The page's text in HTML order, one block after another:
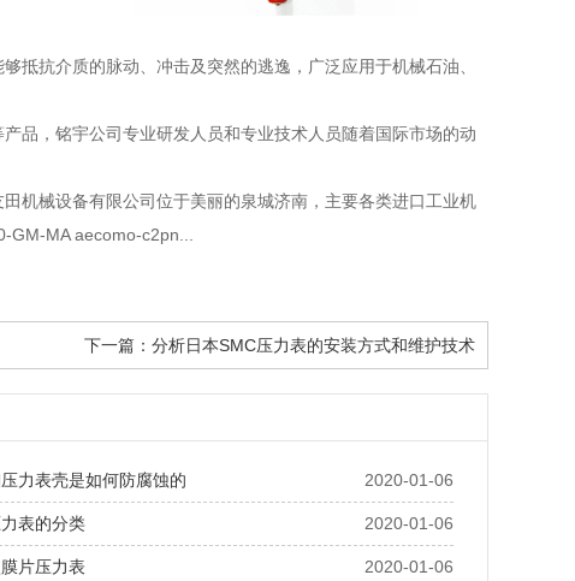
抵抗介质的脉动、冲击及突然的逃逸，广泛应用于机械石油、
品，铭宇公司专业研发人员和专业技术人员随着国际市场的动
机械设备有限公司位于美丽的泉城济南，主要各类进口工业机
MA aecomo-c2pn...
下一篇： 分析日本SMC压力表的安装方式和维护技术
2020-01-06
力表壳是如何防腐蚀的
2020-01-06
表的分类
2020-01-06
片压力表